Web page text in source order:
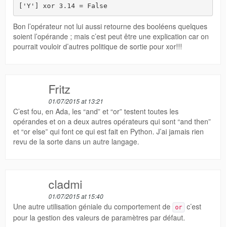
Bon l’opérateur not lui aussi retourne des booléens quelques
soient l’opérande ; mais c’est peut être une explication car on
pourrait vouloir d’autres politique de sortie pour xor!!!
Fritz
01/07/2015 at 13:21
C’est fou, en Ada, les “and” et “or” testent toutes les
opérandes et on a deux autres opérateurs qui sont “and then”
et “or else” qui font ce qui est fait en Python. J’ai jamais rien
revu de la sorte dans un autre langage.
cladmi
01/07/2015 at 15:40
Une autre utilisation géniale du comportement de or
c’est
pour la gestion des valeurs de paramètres par défaut.